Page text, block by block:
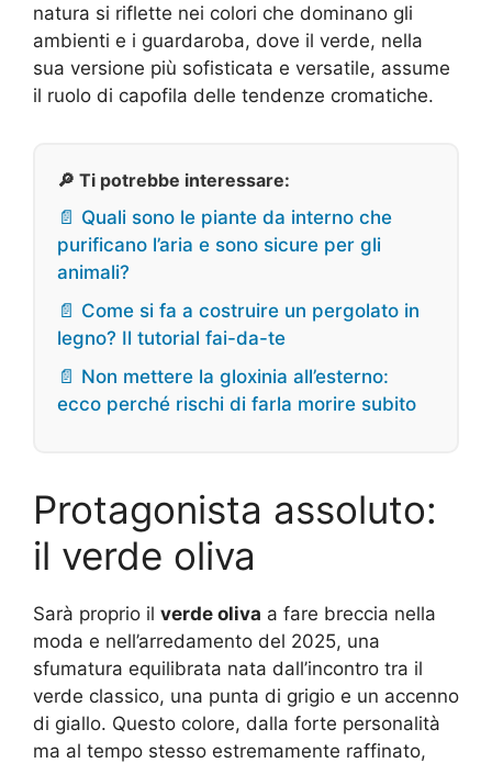
natura si riflette nei colori che dominano gli
ambienti e i guardaroba, dove il verde, nella
sua versione più sofisticata e versatile, assume
il ruolo di capofila delle tendenze cromatiche.
🔎 Ti potrebbe interessare:
📄 Quali sono le piante da interno che
purificano l’aria e sono sicure per gli
animali?
📄 Come si fa a costruire un pergolato in
legno? Il tutorial fai-da-te
📄 Non mettere la gloxinia all’esterno:
ecco perché rischi di farla morire subito
Protagonista assoluto:
il verde oliva
Sarà proprio il verde oliva a fare breccia nella
moda e nell’arredamento del 2025, una
sfumatura equilibrata nata dall’incontro tra il
verde classico, una punta di grigio e un accenno
di giallo. Questo colore, dalla forte personalità
ma al tempo stesso estremamente raffinato,